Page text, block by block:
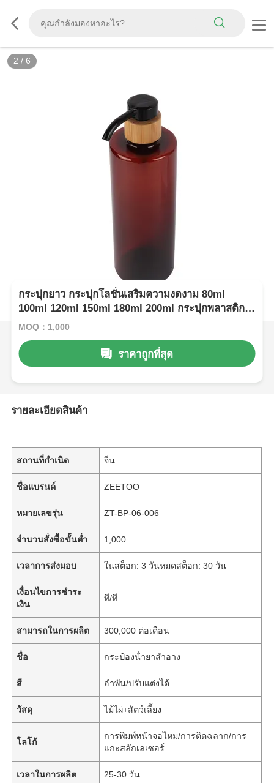
2 / 6
กระปุกยาว กระปุกโลชั่นเสริมความงดงาม 80ml
100ml 120ml 150ml 180ml 200ml กระปุกพลาสติก
แอมเบอร์
MOQ：1,000
ราคาถูกที่สุด
รายละเอียดสินค้า
สถานที่กำเนิด จีน
ชื่อแบรนด์ ZEETOO
หมายเลขรุ่น ZT-BP-06-006
จำนวนสั่งซื้อขั้นต่ำ 1,000
เวลาการส่งมอบ ในสต็อก: 3 วันหมดสต็อก: 30 วัน
เงื่อนไขการชำระ
เงิน
ที/ที
สามารถในการผลิต 300,000 ต่อเดือน
ชื่อ กระป๋องน้ํายาสําอาง
สี อำพัน/ปรับแต่งได้
วัสดุ ไม้ไผ่+สัตว์เลี้ยง
โลโก้
การพิมพ์หน้าจอไหม/การติดฉลาก/การ
แกะสลักเลเซอร์
เวลาในการผลิต 25-30 วัน